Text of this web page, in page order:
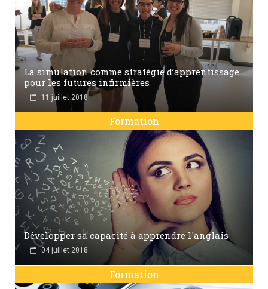
La simulation comme stratégie d’apprentissage
pour les futures infirmières
11 juillet 2018
Formation
Développer sa capacité à apprendre l'anglais
04 juillet 2018
Formation